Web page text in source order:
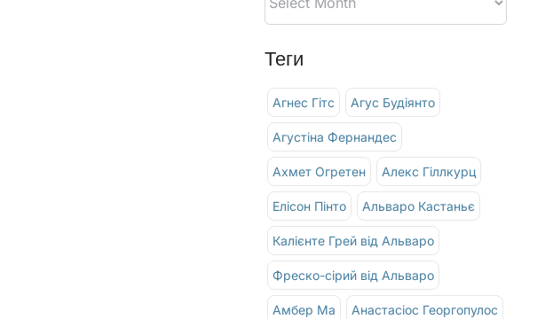
Теги
Агнес Гітс Агус Будіянто
Агустіна Фернандес
Ахмет Огретен Алекс Гіллкурц
Елісон Пінто Альваро Кастаньє
Калієнте Грей від Альваро
Фреско-сірий від Альваро
Амбер Ма Анастасіос Георгопулос